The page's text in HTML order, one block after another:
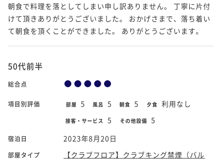
朝食で料理を落としてしまい申し訳ありません。 丁寧に片付
けて頂きありがとうございました。 おかげさまで、落ち着い
て朝食を頂くことができました。 ありがとうございます。
50代前半
総合点
項目別評価 部屋 5 風呂 5 朝食 5 夕食 利用なし
接客・サービス 5 その他設備 5
宿泊日 2023年8月20日
部屋タイプ
【クラブフロア】クラブキング禁煙（バル